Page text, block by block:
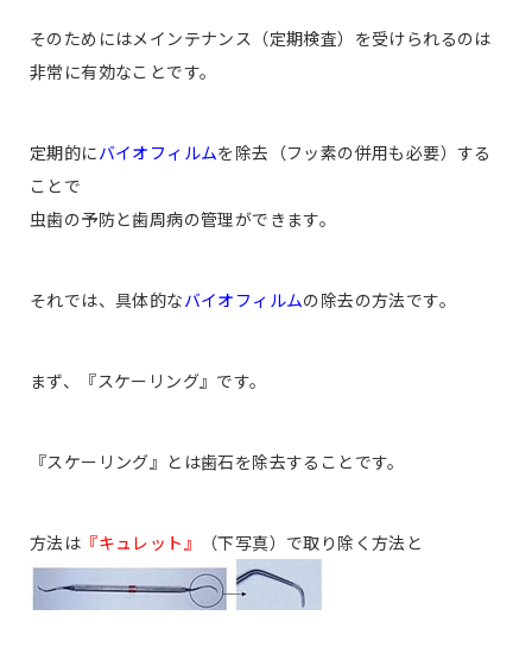
そのためにはメインテナンス（定期検査）を受けられるのは
非常に有効なことです。
定期的にバイオフィルムを除去（フッ素の併用も必要）する
ことで
虫歯の予防と歯周病の管理ができます。
それでは、具体的なバイオフィルムの除去の方法です。
まず、『スケーリング』です。
『スケーリング』とは歯石を除去することです。
方法は 『キュレット』 （下写真）で取り除く方法と